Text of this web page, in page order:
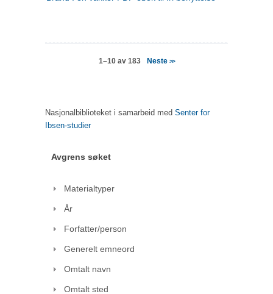
1–10 av 183 Neste >>
Nasjonalbiblioteket i samarbeid med Senter for
Ibsen-studier
Avgrens søket
Materialtyper
År
Forfatter/person
Generelt emneord
Omtalt navn
Omtalt sted